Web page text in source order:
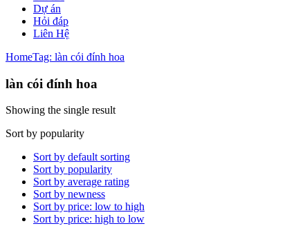
Dự án
Hỏi đáp
Liên Hệ
HomeTag: làn cói đính hoa
làn cói đính hoa
Showing the single result
Sort by popularity
Sort by default sorting
Sort by popularity
Sort by average rating
Sort by newness
Sort by price: low to high
Sort by price: high to low